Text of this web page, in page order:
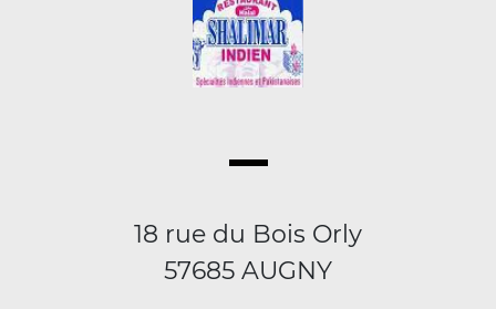
18 rue du Bois Orly
57685 AUGNY